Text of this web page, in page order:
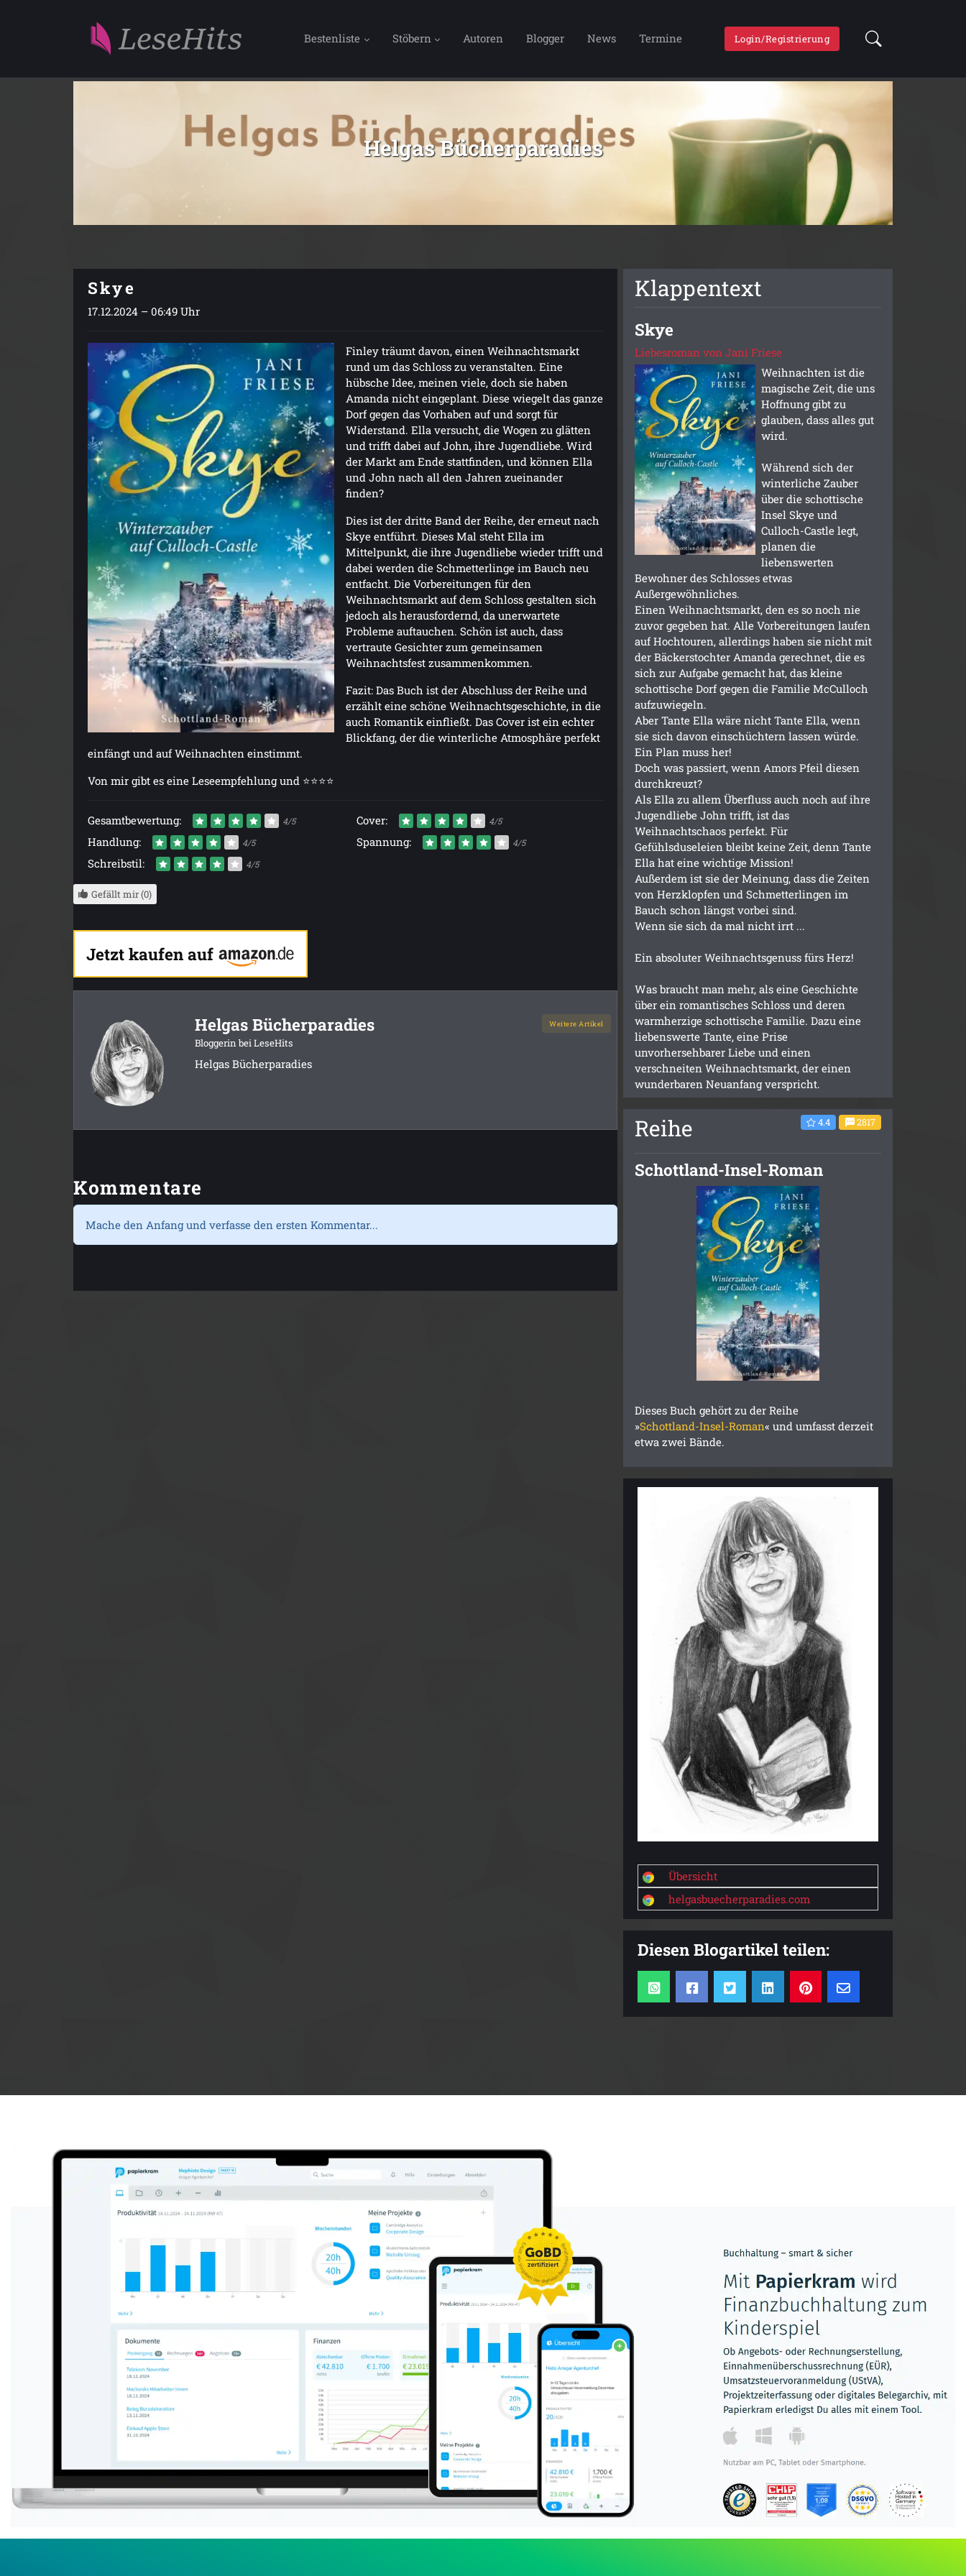
Bestenliste Stöbern Autoren Blogger News Termine Login/Registrierung
Helgas Bücherparadies
Skye
17.12.2024 – 06:49 Uhr
Finley träumt davon, einen Weihnachtsmarkt
rund um das Schloss zu veranstalten. Eine
hübsche Idee, meinen viele, doch sie haben
Amanda nicht eingeplant. Diese wiegelt das ganze
Dorf gegen das Vorhaben auf und sorgt für
Widerstand. Ella versucht, die Wogen zu glätten
und trifft dabei auf John, ihre Jugendliebe. Wird
der Markt am Ende stattfinden, und können Ella
und John nach all den Jahren zueinander
finden?
Dies ist der dritte Band der Reihe, der erneut nach
Skye entführt. Dieses Mal steht Ella im
Mittelpunkt, die ihre Jugendliebe wieder trifft und
dabei werden die Schmetterlinge im Bauch neu
entfacht. Die Vorbereitungen für den
Weihnachtsmarkt auf dem Schloss gestalten sich
jedoch als herausfordernd, da unerwartete
Probleme auftauchen. Schön ist auch, dass
vertraute Gesichter zum gemeinsamen
Weihnachtsfest zusammenkommen.
Fazit: Das Buch ist der Abschluss der Reihe und
erzählt eine schöne Weihnachtsgeschichte, in die
auch Romantik einfließt. Das Cover ist ein echter
Blickfang, der die winterliche Atmosphäre perfekt
einfängt und auf Weihnachten einstimmt.
Von mir gibt es eine Leseempfehlung und ⭐⭐⭐⭐
Gesamtbewertung: 4/5 Cover: 4/5
Handlung: 4/5 Spannung: 4/5
Schreibstil: 4/5
Gefällt mir (0)
Jetzt kaufen auf
Helgas Bücherparadies
Bloggerin bei LeseHits
Weitere Artikel
Helgas Bücherparadies
Kommentare
Mache den Anfang und verfasse den ersten Kommentar...
Klappentext
Skye
Liebesroman von Jani Friese
Weihnachten ist die
magische Zeit, die uns
Hoffnung gibt zu
glauben, dass alles gut
wird.
Während sich der
winterliche Zauber
über die schottische
Insel Skye und
Culloch-Castle legt,
planen die
liebenswerten
Bewohner des Schlosses etwas
Außergewöhnliches.
Einen Weihnachtsmarkt, den es so noch nie
zuvor gegeben hat. Alle Vorbereitungen laufen
auf Hochtouren, allerdings haben sie nicht mit
der Bäckerstochter Amanda gerechnet, die es
sich zur Aufgabe gemacht hat, das kleine
schottische Dorf gegen die Familie McCulloch
aufzuwiegeln.
Aber Tante Ella wäre nicht Tante Ella, wenn
sie sich davon einschüchtern lassen würde.
Ein Plan muss her!
Doch was passiert, wenn Amors Pfeil diesen
durchkreuzt?
Als Ella zu allem Überfluss auch noch auf ihre
Jugendliebe John trifft, ist das
Weihnachtschaos perfekt. Für
Gefühlsduseleien bleibt keine Zeit, denn Tante
Ella hat eine wichtige Mission!
Außerdem ist sie der Meinung, dass die Zeiten
von Herzklopfen und Schmetterlingen im
Bauch schon längst vorbei sind.
Wenn sie sich da mal nicht irrt ...
Ein absoluter Weihnachtsgenuss fürs Herz!
Was braucht man mehr, als eine Geschichte
über ein romantisches Schloss und deren
warmherzige schottische Familie. Dazu eine
liebenswerte Tante, eine Prise
unvorhersehbarer Liebe und einen
verschneiten Weihnachtsmarkt, der einen
wunderbaren Neuanfang verspricht.
Reihe 4.4 2817
Schottland-Insel-Roman
Dieses Buch gehört zu der Reihe
»Schottland-Insel-Roman« und umfasst derzeit
etwa zwei Bände.
Übersicht
helgasbuecherparadies.com
Diesen Blogartikel teilen: